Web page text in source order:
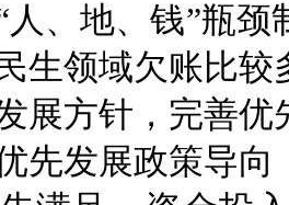
人、地、钱”瓶
生领域欠账比
展方针，完善
先发展政策导